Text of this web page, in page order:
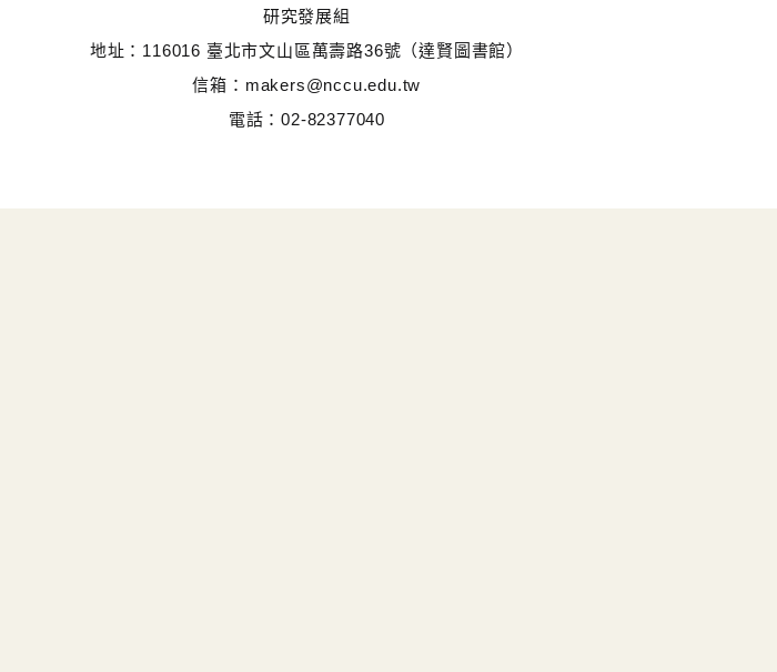
研究發展組
地址：116016 臺北市文山區萬壽路36號（達賢圖書館）
信箱：makers@nccu.edu.tw
電話：02-82377040